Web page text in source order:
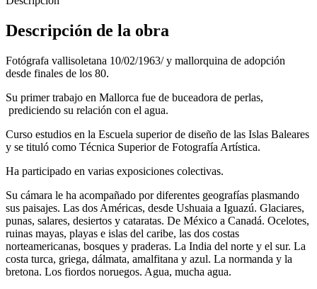
Descripción de la obra
Fotógrafa vallisoletana 10/02/1963/ y mallorquina de adopción
desde finales de los 80.
Su primer trabajo en Mallorca fue de buceadora de perlas,
prediciendo su relación con el agua.
Curso estudios en la Escuela superior de diseño de las Islas Baleares
y se tituló como Técnica Superior de Fotografía Artística.
Ha participado en varias exposiciones colectivas.
Su cámara le ha acompañado por diferentes geografías plasmando
sus paisajes. Las dos Américas, desde Ushuaia a Iguazú. Glaciares,
punas, salares, desiertos y cataratas. De México a Canadá. Ocelotes,
ruinas mayas, playas e islas del caribe, las dos costas
norteamericanas, bosques y praderas. La India del norte y el sur. La
costa turca, griega, dálmata, amalfitana y azul. La normanda y la
bretona. Los fiordos noruegos. Agua, mucha agua.